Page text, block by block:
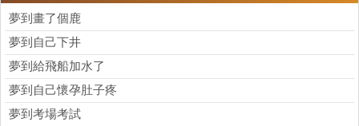
夢到畫了個鹿
夢到自己下井
夢到給飛船加水了
夢到自己懷孕肚子疼
夢到考場考試